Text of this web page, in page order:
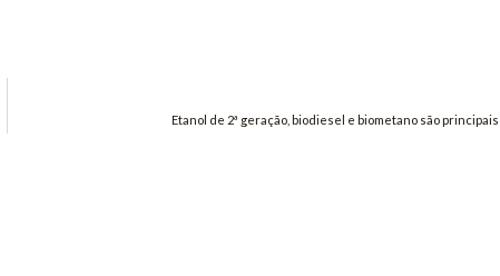
Etanol de 2ª geração, biodiesel e biometano são